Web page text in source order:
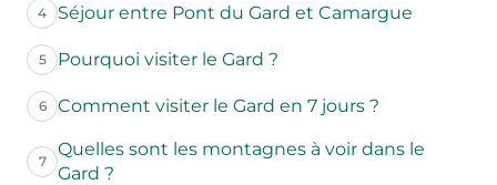
4 Séjour entre Pont du Gard et Camargue
5 Pourquoi visiter le Gard ?
6 Comment visiter le Gard en 7 jours ?
7
Quelles sont les montagnes à voir dans le
Gard ?